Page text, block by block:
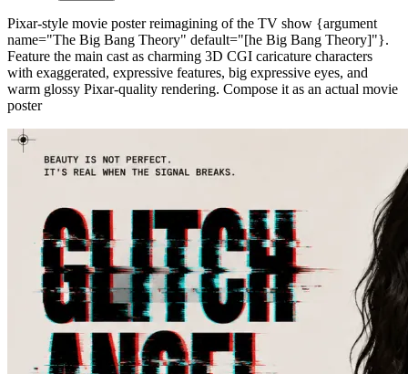
Pixar-style movie poster reimagining of the TV show {argument
name="The Big Bang Theory" default="[he Big Bang Theory]"}.
Feature the main cast as charming 3D CGI caricature characters
with exaggerated, expressive features, big expressive eyes, and
warm glossy Pixar-quality rendering. Compose it as an actual movie
poster